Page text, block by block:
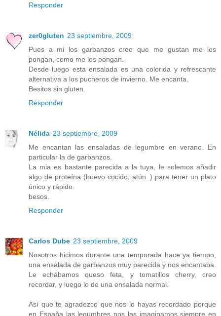
Responder
zer0gluten 23 septiembre, 2009
Pues a mi los garbanzos creo que me gustan me los
pongan, como me los pongan.
Desde luego esta ensalada es una colorida y refrescante
alternativa a los pucheros de invierno. Me encanta.
Besitos sin gluten.
Responder
Nélida 23 septiembre, 2009
Me encantan las ensaladas de legumbre en verano. En
particular la de garbanzos.
La mia es bastante parecida a la tuya, le solemos añadir
algo de proteína (huevo cocido, atún..) para tener un plato
único y rápido.
besos.
Responder
Carlos Dube 23 septiembre, 2009
Nosotros hicimos durante una temporada hace ya tiempo,
una ensalada de garbanzos muy parecida y nos encantaba.
Le echábamos queso feta, y tomatillos cherry, creo
recordar, y luego lo de una ensalada normal.
Así que te agradezco que nos lo hayas recordado porque
en España las legumbres nos las imaginamos siempre en